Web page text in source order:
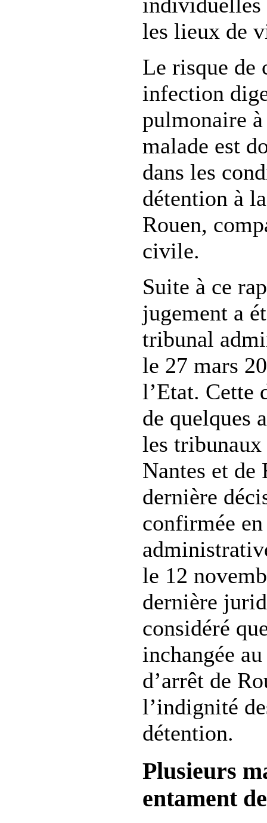
les lieux de
Le risque de
infection
pulmonaire
malade est
dans les
détention à
Rouen,
civile.
Suite à ce
jugement a
tribunal
le 27 mars
l’Etat. Cette
de quelques
les
Nantes et de
dernière
confirmée
le 12
dernière
considéré
inchangée
d’arrêt de
l’indignité
détention.
Plusieurs
entament